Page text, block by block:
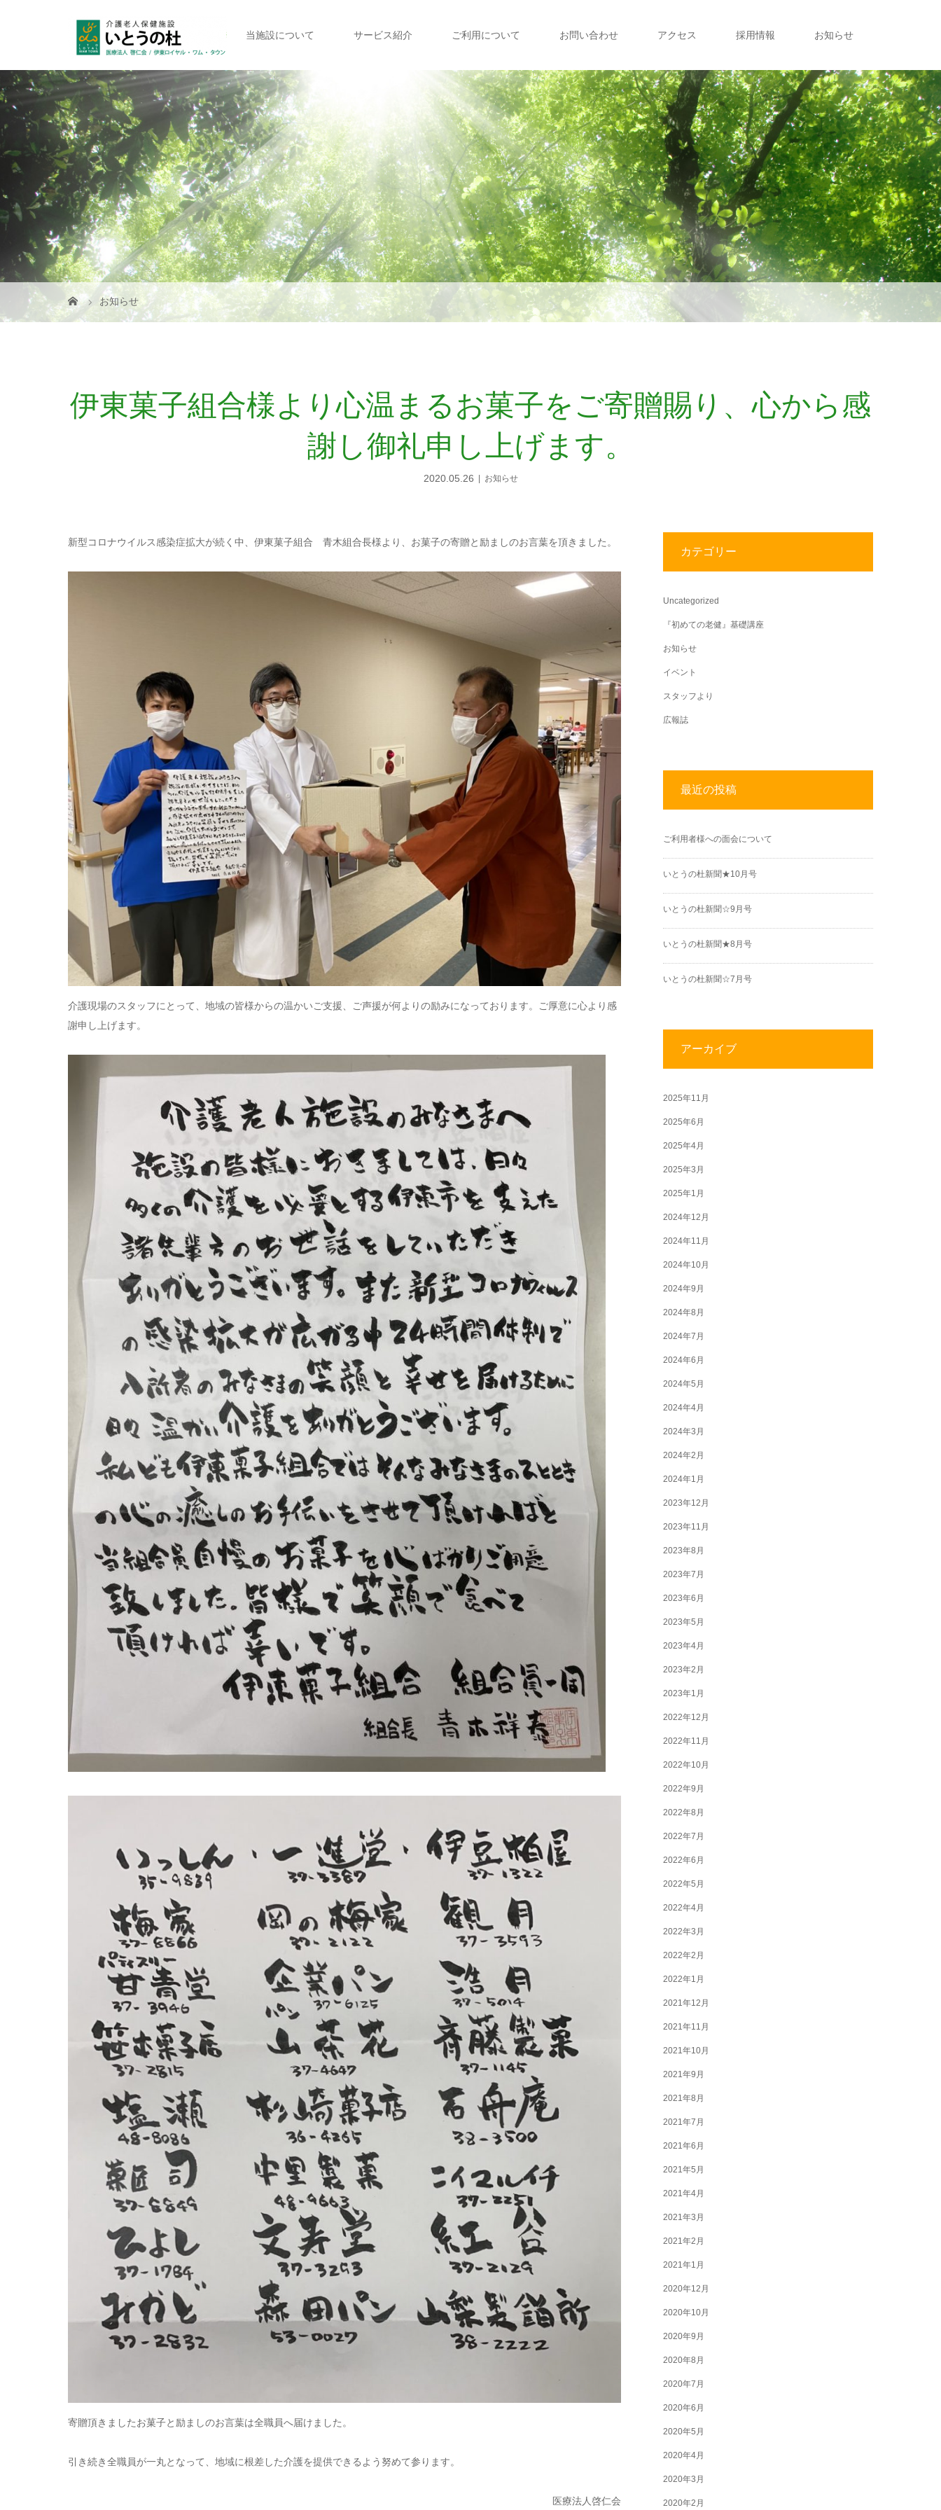
当施設について サービス紹介 ご利用について お問い合わせ アクセス 採用情報 お知らせ
お知らせ
伊東菓子組合様より心温まるお菓子をご寄贈賜り、心から感
謝し御礼申し上げます。
2020.05.26 お知らせ
新型コロナウイルス感染症拡大が続く中、伊東菓子組合 青木組合長様より、お菓子の寄贈と励ましのお言葉を頂きました。
介護現場のスタッフにとって、地域の皆様からの温かいご支援、ご声援が何よりの励みになっております。ご厚意に心より感
謝申し上げます。
寄贈頂きましたお菓子と励ましのお言葉は全職員へ届けました。
引き続き全職員が一丸となって、地域に根差した介護を提供できるよう努めて参ります。
医療法人啓仁会
カテゴリー
Uncategorized
『初めての老健』基礎講座
お知らせ
イベント
スタッフより
広報誌
最近の投稿
ご利用者様への面会について
いとうの杜新聞★10月号
いとうの杜新聞☆9月号
いとうの杜新聞★8月号
いとうの杜新聞☆7月号
アーカイブ
2025年11月
2025年6月
2025年4月
2025年3月
2025年1月
2024年12月
2024年11月
2024年10月
2024年9月
2024年8月
2024年7月
2024年6月
2024年5月
2024年4月
2024年3月
2024年2月
2024年1月
2023年12月
2023年11月
2023年8月
2023年7月
2023年6月
2023年5月
2023年4月
2023年2月
2023年1月
2022年12月
2022年11月
2022年10月
2022年9月
2022年8月
2022年7月
2022年6月
2022年5月
2022年4月
2022年3月
2022年2月
2022年1月
2021年12月
2021年11月
2021年10月
2021年9月
2021年8月
2021年7月
2021年6月
2021年5月
2021年4月
2021年3月
2021年2月
2021年1月
2020年12月
2020年10月
2020年9月
2020年8月
2020年7月
2020年6月
2020年5月
2020年4月
2020年3月
2020年2月